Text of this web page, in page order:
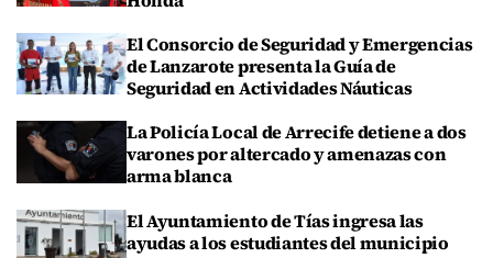
El Consorcio de Seguridad y Emergencias
de Lanzarote presenta la Guía de
Seguridad en Actividades Náuticas
La Policía Local de Arrecife detiene a dos
varones por altercado y amenazas con
arma blanca
El Ayuntamiento de Tías ingresa las
ayudas a los estudiantes del municipio